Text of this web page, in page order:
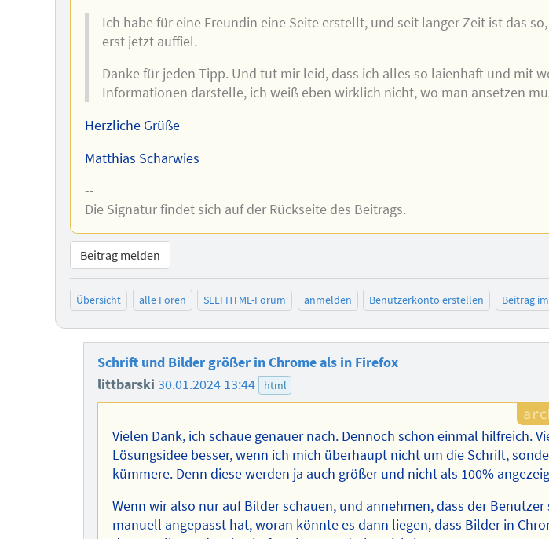
Ich habe für eine Freundin eine Seite erstellt, und seit langer Zeit ist das
erst jetzt auffiel.
Danke für jeden Tipp. Und tut mir leid, dass ich alles so laienhaft und mit
Informationen darstelle, ich weiß eben wirklich nicht, wo man ansetzen
Herzliche Grüße
Matthias Scharwies
--
Die Signatur findet sich auf der Rückseite des Beitrags.
Beitrag melden
Übersicht alle Foren SELFHTML-Forum anmelden Benutzerkonto erstellen Beitrag
Schrift und Bilder größer in Chrome als in Firefox
littbarski30.01.2024 13:44 html
Vielen Dank, ich schaue genauer nach. Dennoch schon einmal hilfreich.
Lösungsidee besser, wenn ich mich überhaupt nicht um die Schrift,
kümmere. Denn diese werden ja auch größer und nicht als 100%
Wenn wir also nur auf Bilder schauen, und annehmen, dass der
manuell angepasst hat, woran könnte es dann liegen, dass Bilder in